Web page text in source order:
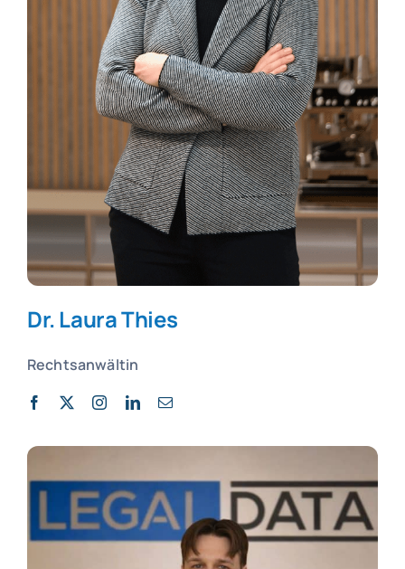
Dr. Laura Thies
Rechtsanwältin